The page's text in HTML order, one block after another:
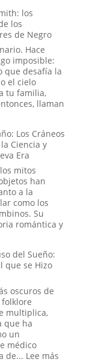
los
los
de Negro
Hace
imposible:
que desafía la
el cielo
tu familia,
llaman
Los Cráneos
Ciencia y
Era
mitos
han
a la
como los
Su
romántica y
del Sueño:
que se Hizo
oscuros de
multiplica,
que ha
un
médico
de... Lee más: